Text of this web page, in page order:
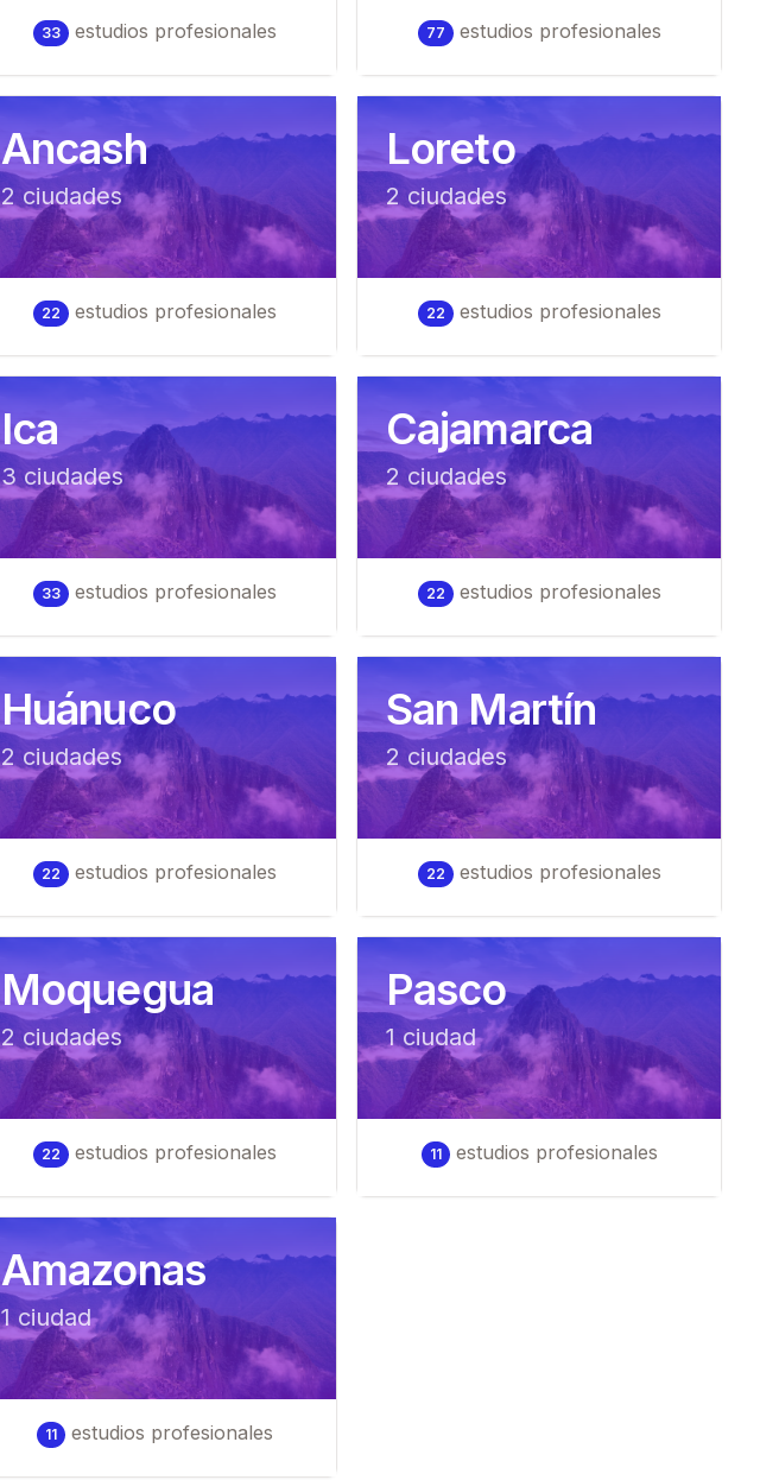
33 estudios profesionales 77 estudios profesionales
Ancash
2 ciudades
22 estudios profesionales
Loreto
2 ciudades
22 estudios profesionales
Ica
3 ciudades
33 estudios profesionales
Cajamarca
2 ciudades
22 estudios profesionales
Huánuco
2 ciudades
22 estudios profesionales
San Martín
2 ciudades
22 estudios profesionales
Moquegua
2 ciudades
22 estudios profesionales
Pasco
1ciudad
11 estudios profesionales
Amazonas
1ciudad
11 estudios profesionales